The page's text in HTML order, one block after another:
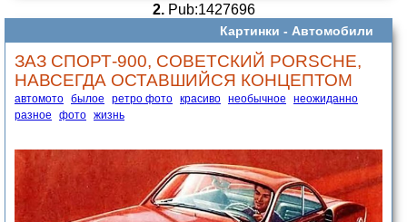
2.Pub:1427696
Картинки - Автомобили
ЗАЗ СПОРТ-900, СОВЕТСКИЙ PORSCHE,
НАВСЕГДА ОСТАВШИЙСЯ КОНЦЕПТОМ
автомото былое ретро фото красиво необычное
неожиданно
разное
фото жизнь